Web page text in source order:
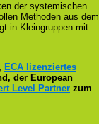
der systemischen
Methoden aus dem
in Kleingruppen mit
ECA lizenziertes
der European
Level Partner zum